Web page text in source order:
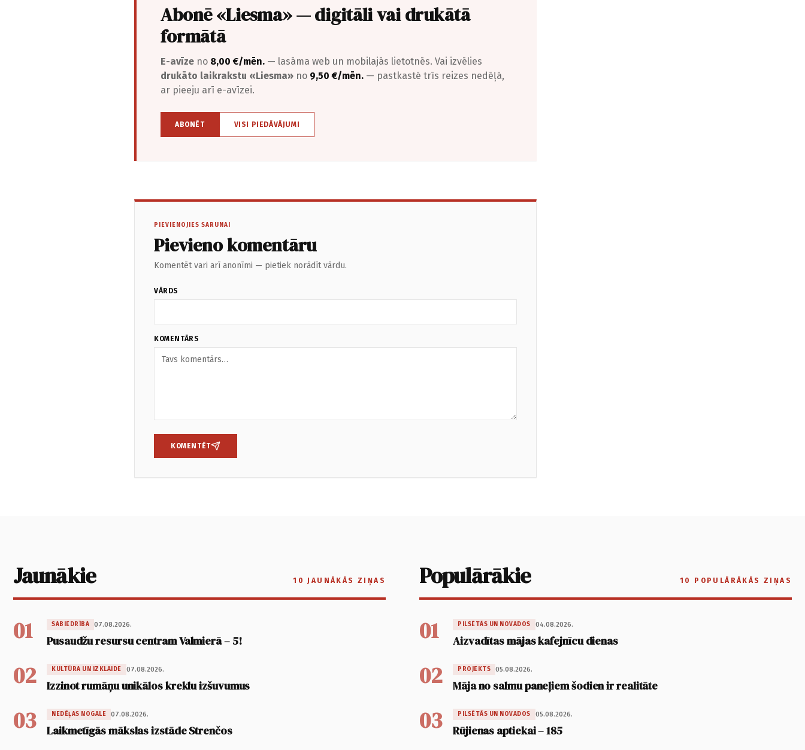
Abonē «Liesma» — digitāli vai drukātā
formātā
E-avīze no 8,00 €/mēn. — lasāma web un mobilajās lietotnēs. Vai izvēlies
drukāto laikrakstu «Liesma» no 9,50 €/mēn. — pastkastē trīs reizes nedēļā,
ar pieeju arī e-avīzei.
ABONĒT VISI PIEDĀVĀJUMI
PIEVIENOJIES SARUNAI
Pievieno komentāru
Komentēt vari arī anonīmi — pietiek norādīt vārdu.
VĀRDS
KOMENTĀRS
KOMENTĒT
Jaunākie 10 JAUNĀKĀS ZIŅAS
01 SABIEDRĪBA 07.08.2026.
Pusaudžu resursu centram Valmierā – 5!
02 KULTŪRA UN IZKLAIDE 07.08.2026.
Izzinot rumāņu unikālos kreklu izšuvumus
03 NEDĒĻAS NOGALE 07.08.2026.
Laikmetīgās mākslas izstāde Strenčos
Populārākie 10 POPULĀRĀKĀS ZIŅAS
01 PILSĒTĀS UN NOVADOS 04.08.2026.
Aizvadītas mājas kafejnīcu dienas
02 PROJEKTS 05.08.2026.
Māja no salmu paneļiem šodien ir realitāte
03 PILSĒTĀS UN NOVADOS 05.08.2026.
Rūjienas aptiekai – 185